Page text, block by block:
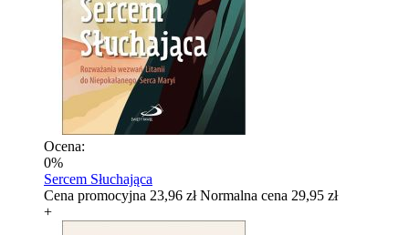
Ocena:
0%
Sercem Słuchająca
Cena promocyjna 23,96 zł Normalna cena 29,95 zł
+